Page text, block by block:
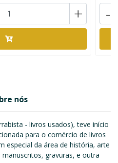
+ -
nós
- livros usados), teve início
para o comércio de livros
especial da área de história, arte
gravuras, e outra